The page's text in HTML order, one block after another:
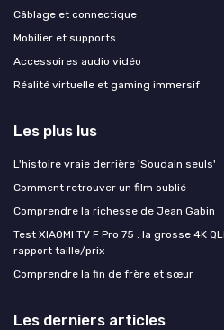
Câblage et connectique
Mobilier et supports
Accessoires audio vidéo
Réalité virtuelle et gaming immersif
Les plus lus
L'histoire vraie derrière 'Soudain seuls'
Comment retrouver un film oublié
Comprendre la richesse de Jean Gabin
Test XIAOMI TV F Pro 75 : la grosse 4K
rapport taille/prix
Comprendre la fin de frère et sœur
Les derniers articles